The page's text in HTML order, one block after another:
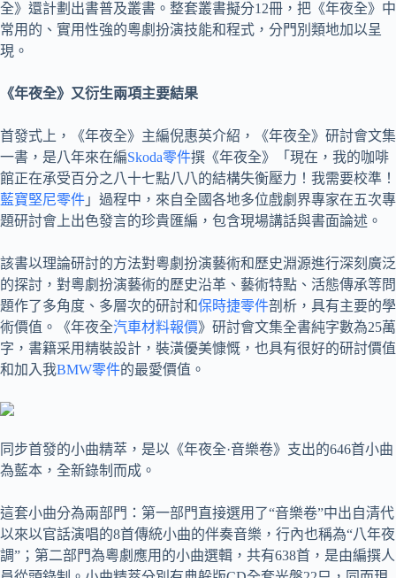
全》還計劃出書普及叢書。整套叢書擬分12冊，把《年夜全》中
常用的、實用性強的粵劇扮演技能和程式，分門別類地加以呈
現。
《年夜全》又衍生兩項主要結果
首發式上，《年夜全》主編倪惠英介紹，《年夜全》研討會文集
一書，是八年來在編Skoda零件撰《年夜全》「現在，我的咖啡
館正在承受百分之八十七點八八的結構失衡壓力！我需要校準！
藍寶堅尼零件 」過程中，來自全國各地多位戲劇界專家在五次專
題研討會上出色發言的珍貴匯編，包含現場講話與書面論述。
該書以理論研討的方法對粵劇扮演藝術和歷史淵源進行深刻廣泛
的探討，對粵劇扮演藝術的歷史沿革、藝術特點、活態傳承等問
題作了多角度、多層次的研討和保時捷零件剖析，具有主要的學
術價值。《年夜全汽車材料報價》研討會文集全書純字數為25萬
字，書籍采用精裝設計，裝潢優美慷慨，也具有很好的研討價值
和加入我BMW零件的最愛價值。
同步首發的小曲精萃，是以《年夜全·音樂卷》支出的646首小曲
為藍本，全新錄制而成。
這套小曲分為兩部門：第一部門直接選用了“音樂卷”中出自清代
以來以官話演唱的8首傳統小曲的伴奏音樂，行內也稱為“八年夜
調”；第二部門為粵劇應用的小曲選輯，共有638首，是由編撰人